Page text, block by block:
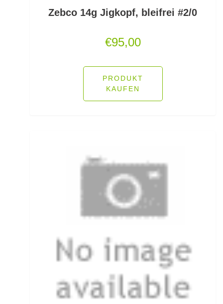
Zebco 14g Jigkopf, bleifrei #2/0
€95,00
PRODUKT
KAUFEN
Flat/Pear Lead
Fliegenschnüre
Forellenhaken gebunden
Forellenkescher
Forellenposen
Forellenruten
Freilaufrollen